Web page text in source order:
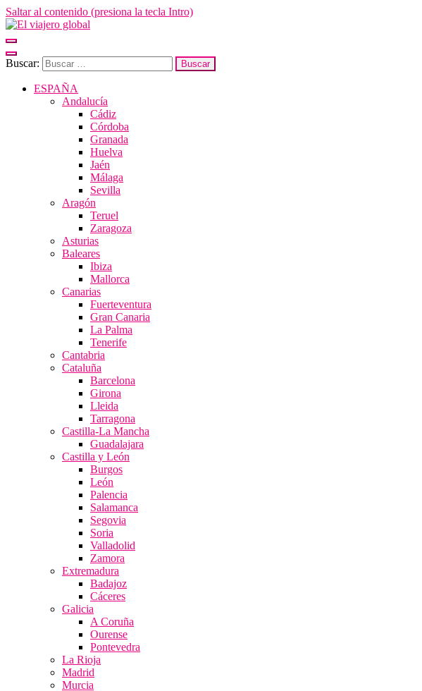
Saltar al contenido (presiona la tecla Intro)
Buscar:
ESPAÑA
Andalucía
Cádiz
Córdoba
Granada
Huelva
Jaén
Málaga
Sevilla
Aragón
Teruel
Zaragoza
Asturias
Baleares
Ibiza
Mallorca
Canarias
Fuerteventura
Gran Canaria
La Palma
Tenerife
Cantabria
Cataluña
Barcelona
Girona
Lleida
Tarragona
Castilla-La Mancha
Guadalajara
Castilla y León
Burgos
León
Palencia
Salamanca
Segovia
Soria
Valladolid
Zamora
Extremadura
Badajoz
Cáceres
Galicia
A Coruña
Ourense
Pontevedra
La Rioja
Madrid
Murcia